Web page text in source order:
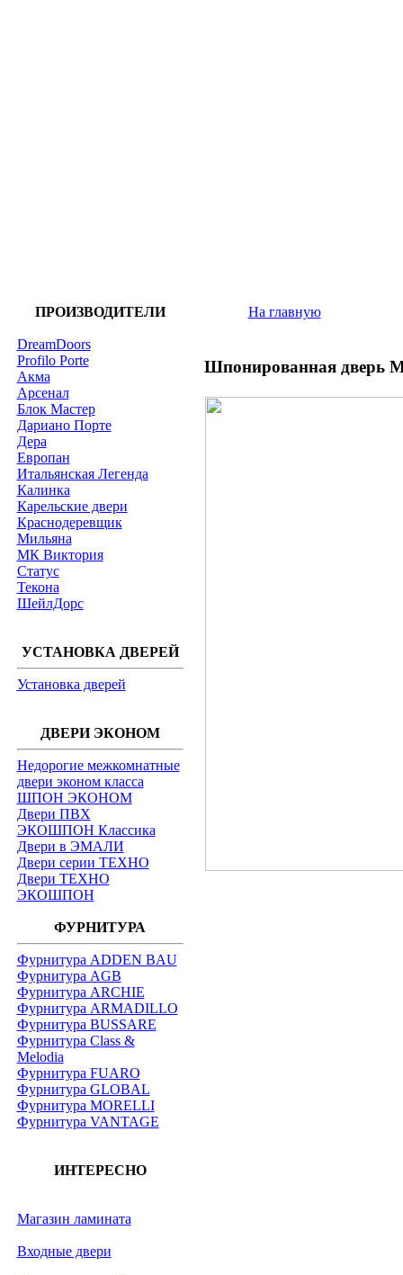
ПРОИЗВОДИТЕЛИ
DreamDoors
Profilo Porte
Акма
Арсенал
Блок Мастер
Дариано Порте
Дера
Европан
Итальянская Легенда
Калинка
Карельские двери
Краснодеревщик
Мильяна
МК Виктория
Статус
Текона
ШейлДорс
УСТАНОВКА ДВЕРЕЙ
Установка дверей
ДВЕРИ ЭКОНОМ
Недорогие межкомнатные
двери эконом класса
ШПОН ЭКОНОМ
Двери ПВХ
ЭКОШПОН Классика
Двери в ЭМАЛИ
Двери серии ТЕХНО
Двери ТЕХНО
ЭКОШПОН
ФУРНИТУРА
Фурнитура ADDEN BAU
Фурнитура AGB
Фурнитура ARCHIE
Фурнитура ARMADILLO
Фурнитура BUSSARE
Фурнитура Class &
Melodia
Фурнитура FUARO
Фурнитура GLOBAL
Фурнитура MORELLI
Фурнитура VANTAGE
ИНТЕРЕСНО
Магазин ламината
Входные двери
На главную
Шпонированная дверь